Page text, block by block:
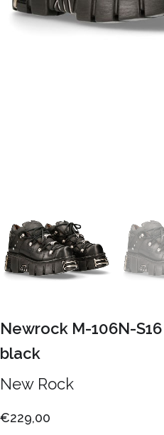
Newrock M-106N-
black
New Rock
€229,00